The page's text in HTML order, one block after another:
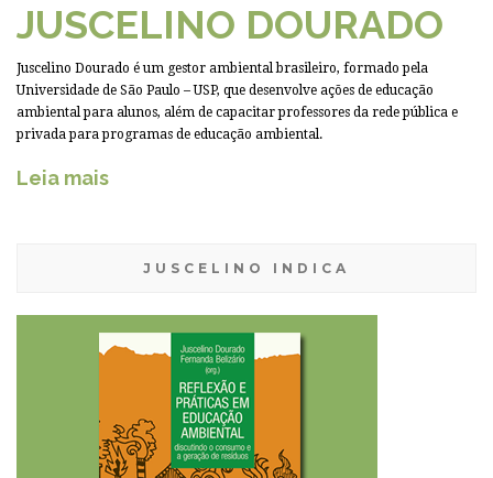
JUSCELINO DOURADO
Juscelino Dourado é um gestor ambiental brasileiro, formado pela
Universidade de São Paulo – USP, que desenvolve ações de educação
ambiental para alunos, além de capacitar professores da rede pública e
privada para programas de educação ambiental.
Leia mais
JUSCELINO INDICA